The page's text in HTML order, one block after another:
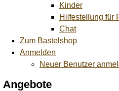
Kinder
Hilfestellung für
Chat
Zum Bastelshop
Anmelden
Neuer Benutzer
Angebote